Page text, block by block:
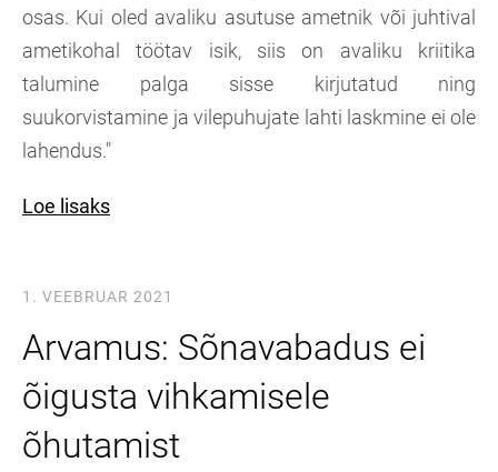
osas. Kui oled avaliku asutuse ametnik või juhtival
ametikohal töötav isik, siis on avaliku kriitika
talumine palga sisse kirjutatud ning
suukorvistamine ja vilepuhujate lahti laskmine ei ole
lahendus."
Loe lisaks
1. VEEBRUAR 2021
Arvamus: Sõnavabadus ei
õigusta vihkamisele
õhutamist